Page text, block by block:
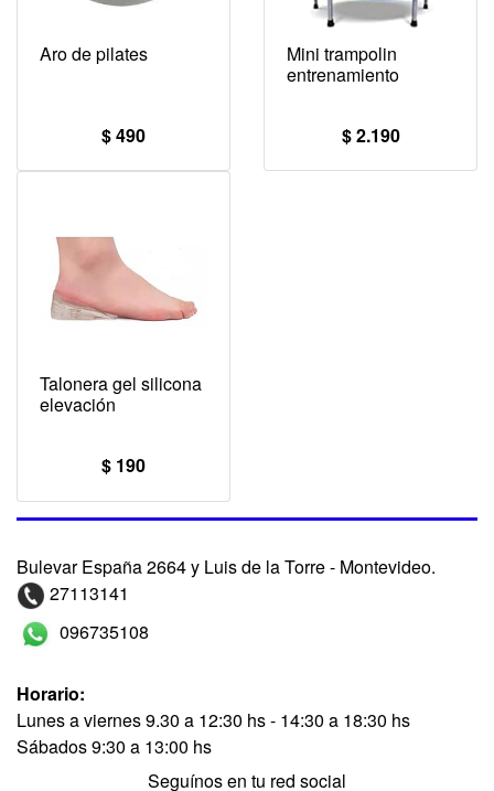
Aro de pilates
$ 490
Mini trampolin
entrenamiento
$ 2.190
Talonera gel silicona
elevación
$ 190
Bulevar España 2664 y Luis de la Torre - Montevideo.
27113141
096735108
Horario:
Lunes a viernes 9.30 a 12:30 hs - 14:30 a 18:30 hs
Sábados 9:30 a 13:00 hs
Seguínos en tu red social